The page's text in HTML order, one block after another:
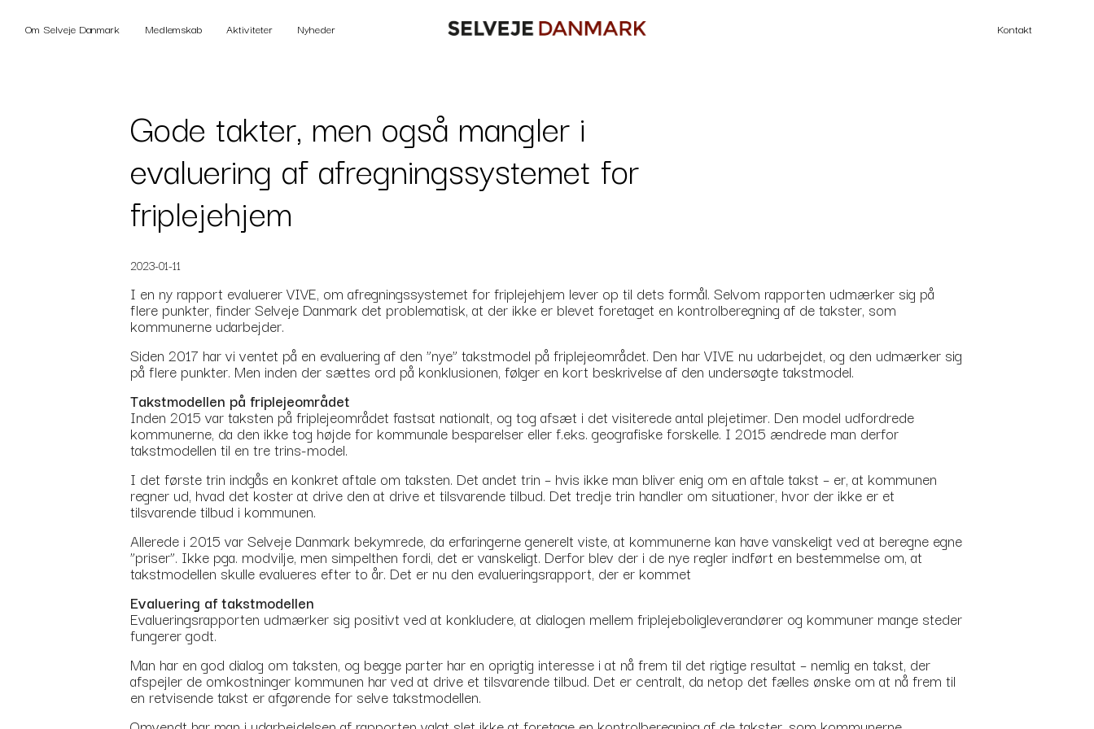
Om Selveje Danmark Medlemskab Aktiviteter Nyheder Kontakt
Gode takter, men også mangler i
evaluering af afregningssystemet for
friplejehjem
2023-01-11
I en ny rapport evaluerer VIVE, om afregningssystemet for friplejehjem lever op til dets formål. Selvom rapporten udmærker sig på
flere punkter, finder Selveje Danmark det problematisk, at der ikke er blevet foretaget en kontrolberegning af de takster, som
kommunerne udarbejder.
Siden 2017 har vi ventet på en evaluering af den ”nye” takstmodel på friplejeområdet. Den har VIVE nu udarbejdet, og den udmærker sig
på flere punkter. Men inden der sættes ord på konklusionen, følger en kort beskrivelse af den undersøgte takstmodel.
Takstmodellen på friplejeområdet
Inden 2015 var taksten på friplejeområdet fastsat nationalt, og tog afsæt i det visiterede antal plejetimer. Den model udfordrede
kommunerne, da den ikke tog højde for kommunale besparelser eller f.eks. geografiske forskelle. I 2015 ændrede man derfor
takstmodellen til en tre trins-model.
I det første trin indgås en konkret aftale om taksten. Det andet trin – hvis ikke man bliver enig om en aftale takst – er, at kommunen
regner ud, hvad det koster at drive den at drive et tilsvarende tilbud. Det tredje trin handler om situationer, hvor der ikke er et
tilsvarende tilbud i kommunen.
Allerede i 2015 var Selveje Danmark bekymrede, da erfaringerne generelt viste, at kommunerne kan have vanskeligt ved at beregne egne
”priser”. Ikke pga. modvilje, men simpelthen fordi, det er vanskeligt. Derfor blev der i de nye regler indført en bestemmelse om, at
takstmodellen skulle evalueres efter to år. Det er nu den evalueringsrapport, der er kommet
Evaluering af takstmodellen
Evalueringsrapporten udmærker sig positivt ved at konkludere, at dialogen mellem friplejeboligleverandører og kommuner mange steder
fungerer godt.
Man har en god dialog om taksten, og begge parter har en oprigtig interesse i at nå frem til det rigtige resultat – nemlig en takst, der
afspejler de omkostninger kommunen har ved at drive et tilsvarende tilbud. Det er centralt, da netop det fælles ønske om at nå frem til
en retvisende takst er afgørende for selve takstmodellen.